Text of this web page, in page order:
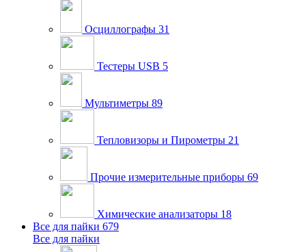
Осциллографы 31
Тестеры USB 5
Мультиметры 89
Тепловизоры и Пирометры 21
Прочие измерительные приборы 69
Химические анализаторы 18
Все для пайки 679
Все для пайки